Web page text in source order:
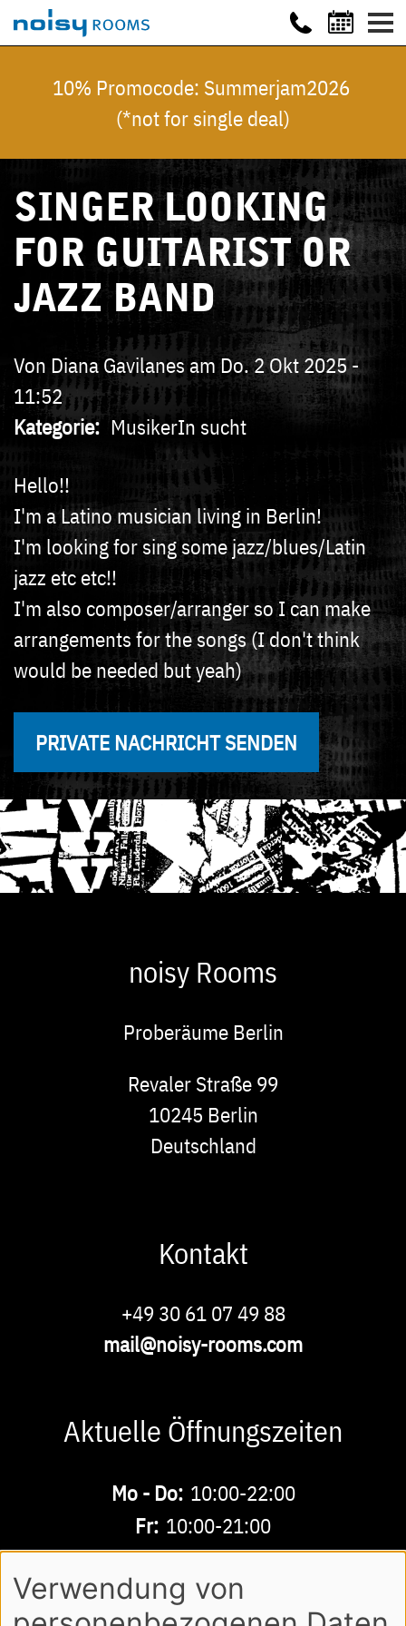
10% Promocode: Summerjam2026
(*not for single deal)
SINGER LOOKING
FOR GUITARIST OR
JAZZ BAND
Von Diana Gavilanes am Do. 2 Okt 2025 -
11:52
Kategorie
MusikerIn sucht
Hello!!
I'm a Latino musician living in Berlin!
I'm looking for sing some jazz/blues/Latin
jazz etc etc!!
I'm also composer/arranger so I can make
arrangements for the songs (I don't think
would be needed but yeah)
PRIVATE NACHRICHT SENDEN
noisy Rooms
Proberäume Berlin
Revaler Straße 99
10245 Berlin
Deutschland
Kontakt
+49 30 61 07 49 88
mail@noisy-rooms.com
Aktuelle Öffnungszeiten
Mo - Do: 10:00-22:00
Fr: 10:00-21:00
Sa - So:10:00-18:00
Verwendung von